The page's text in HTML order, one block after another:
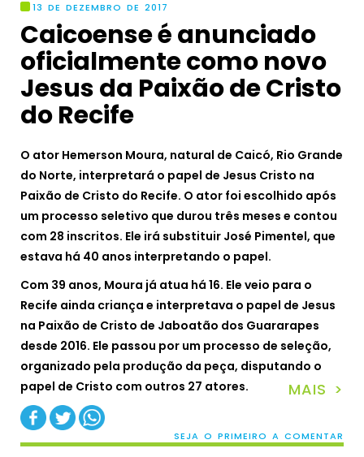
13 DE DEZEMBRO DE 2017
Caicoense é anunciado
oficialmente como novo
Jesus da Paixão de Cristo
do Recife
O ator Hemerson Moura, natural de Caicó, Rio Grande
do Norte, interpretará o papel de Jesus Cristo na
Paixão de Cristo do Recife. O ator foi escolhido após
um processo seletivo que durou três meses e contou
com 28 inscritos. Ele irá substituir José Pimentel, que
estava há 40 anos interpretando o papel.
Com 39 anos, Moura já atua há 16. Ele veio para o
Recife ainda criança e interpretava o papel de Jesus
na Paixão de Cristo de Jaboatão dos Guararapes
desde 2016. Ele passou por um processo de seleção,
organizado pela produção da peça, disputando o
papel de Cristo com outros 27 atores.
MAIS >
SEJA O PRIMEIRO A COMENTAR